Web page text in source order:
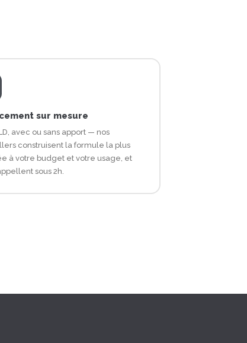
sur mesure
avec ou sans apport — nos
construisent la formule la plus
à votre budget et votre usage, et
sous 2h.